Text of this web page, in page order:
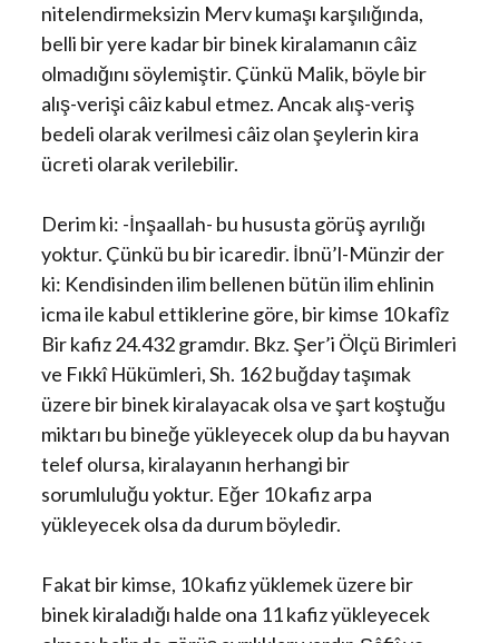
nitelendirmeksizin Merv kumaşı karşılığında,
belli bir yere kadar bir binek kiralamanın câiz
olmadığını söylemiştir. Çünkü Malik, böyle bir
alış-verişi câiz kabul etmez. Ancak alış-veriş
bedeli olarak verilmesi câiz olan şeylerin kira
ücreti olarak verilebilir.
Derim ki: -İnşaallah- bu hususta görüş ayrılığı
yoktur. Çünkü bu bir icaredir. İbnü’l-Münzir der
ki: Kendisinden ilim bellenen bütün ilim ehlinin
icma ile kabul ettiklerine göre, bir kimse 10 kafîz
Bir kafiz 24.432 gramdır. Bkz. Şer’i Ölçü Birimleri
ve Fıkkî Hükümleri, Sh. 162 buğday taşımak
üzere bir binek kiralayacak olsa ve şart koştuğu
miktarı bu bineğe yükleyecek olup da bu hayvan
telef olursa, kiralayanın herhangi bir
sorumluluğu yoktur. Eğer 10 kafiz arpa
yükleyecek olsa da durum böyledir.
Fakat bir kimse, 10 kafiz yüklemek üzere bir
binek kiraladığı halde ona 11 kafiz yükleyecek